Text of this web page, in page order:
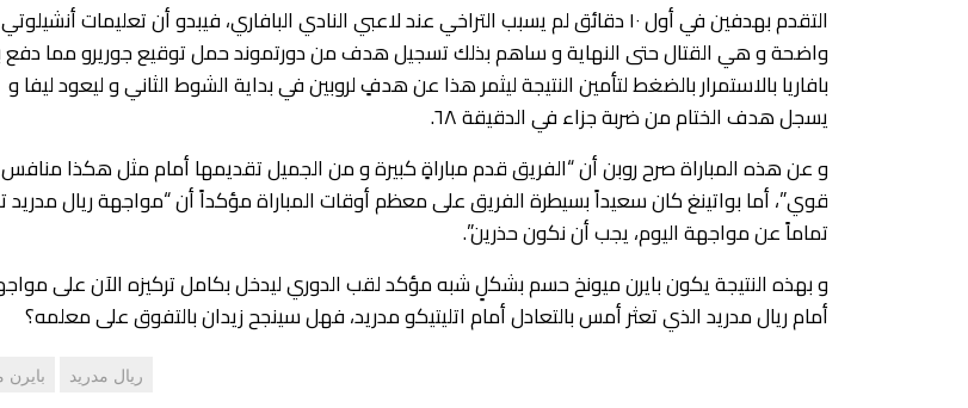
التقدم بهدفين في أول ١٠ دقائق لم يسبب التراخي عند لاعبي النادي البافاري، فيبدو أن تعليمات
واضحة و هي القتال حتى النهاية و ساهم بذلك تسجيل هدف من دورتموند حمل توقيع جوريرو مما دفع
بافاريا بالاستمرار بالضغط لتأمين النتيجة ليثمر هذا عن هدفٍ لروبين في بداية الشوط الثاني و ليعود ليفا و
يسجل هدف الختام من ضربة جزاء في الدقيقة ٦٨.
و عن هذه المباراة صرح روبن أن “الفريق قدم مباراةٍ كبيرة و من الجميل تقديمها أمام مثل هكذا منافس
قوي”، أما بواتينغ كان سعيداً بسيطرة الفريق على معظم أوقات المباراة مؤكداً أن “مواجهة ريال مدريد
تماماً عن مواجهة اليوم، يجب أن نكون حذرين”.
و بهذه النتيجة يكون بايرن ميونخ حسم بشكلٍ شبه مؤكد لقب الدوري ليدخل بكامل تركيزه الآن على
أمام ريال مدريد الذي تعثر أمس بالتعادل أمام اتليتيكو مدريد، فهل سينجح زيدان بالتفوق على معلمه؟
ريال مدريد بايرن